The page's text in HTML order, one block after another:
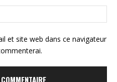
:
et site web dans ce navigateur